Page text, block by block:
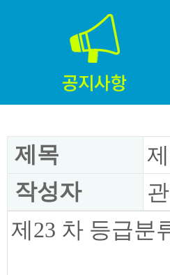
제목
작성자
제23 차 등급분